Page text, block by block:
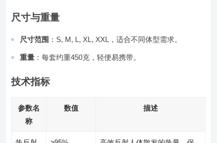
尺寸与重量
尺寸范围 ：S, M, L, XL, XXL，适合不同体型需求。
重量 ：每套约重450克，轻便易携带。
技术指标
参数名
称
数值 描述